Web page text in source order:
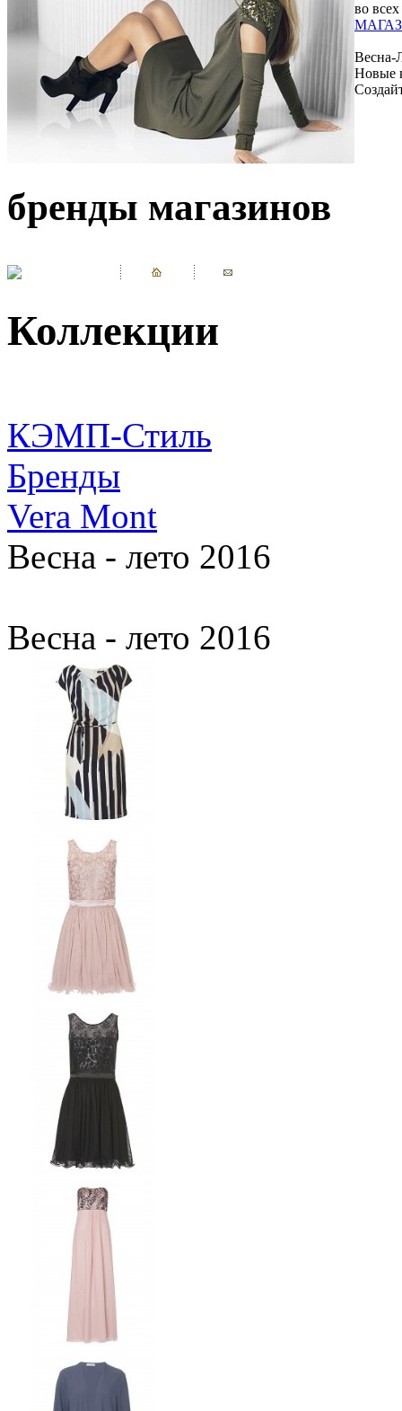
во всех
Весна-
Новые
бренды магазинов
Коллекции
КЭМП-Стиль
Бренды
Vera Mont
Весна - лето 2016
Весна - лето 2016